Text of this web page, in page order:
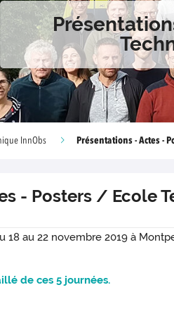
InnObs Présentations - Actes -
- Posters / Ecole
18 au 22 novembre 2019 à
de ces 5 journées.